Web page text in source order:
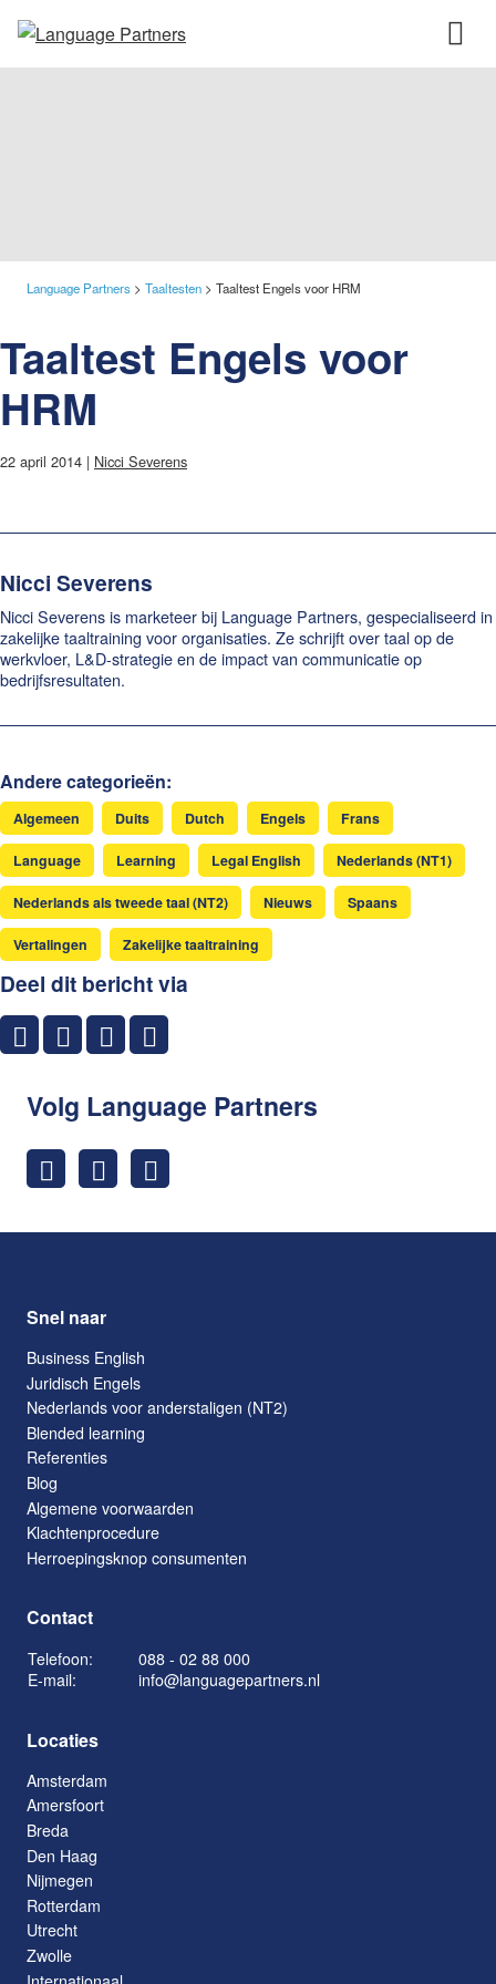
Language Partners > Taaltesten > Taaltest Engels voor HRM
Taaltest Engels voor
HRM
22 april 2014 | Nicci Severens
Nicci Severens
Nicci Severens is marketeer bij Language Partners, gespecialiseerd in
zakelijke taaltraining voor organisaties. Ze schrijft over taal op de
werkvloer, L&D-strategie en de impact van communicatie op
bedrijfsresultaten.
Andere categorieën:
Algemeen Duits Dutch Engels Frans
Language Learning Legal English Nederlands (NT1)
Nederlands als tweede taal (NT2) Nieuws Spaans
Vertalingen Zakelijke taaltraining
Deel dit bericht via
Volg Language Partners
Snel naar
Business English
Juridisch Engels
Nederlands voor anderstaligen (NT2)
Blended learning
Referenties
Blog
Algemene voorwaarden
Klachtenprocedure
Herroepingsknop consumenten
Contact
Telefoon:
088 - 02 88 000
E-mail:
info@languagepartners.nl
Locaties
Amsterdam
Amersfoort
Breda
Den Haag
Nijmegen
Rotterdam
Utrecht
Zwolle